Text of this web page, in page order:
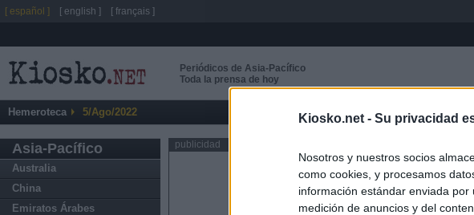
Kiosko.net - Su privacidad
Nosotros y nuestros socios
como cookies, y procesamos
información estándar enviada
medición de anuncios y del
Periódicos de Asia-Pacífico
Toda la prensa de hoy
Hemeroteca 5/Ago/2022
Asia-Pacífico
Australia
China
Emiratos Árabes
publicidad
[ español ] [ english ] [ français ]